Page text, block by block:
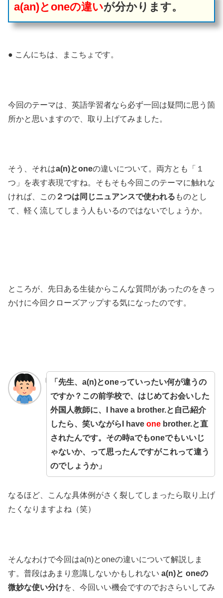
a(an)とoneの違いが分かります。
● こんにちは、まこちょです。
今回のテーマは、英語学習者なら必ず一回は疑問に思う箇
所かと思いますので、取り上げてみました。
そう、それはa(n)とoneの違いについて。両方とも「１
つ」を表す表現ですね。そもそも今回このテーマに触れな
ければ、この ２つは同じニュアンスで使われる ものとし
て、軽く流してしまう人もいるのではないでしょうか。
ところが、先日ある生徒からこんな質問があったのをきっ
かけに今回クローズアップする気になったのです。
「先生、a(n)とoneっていったい何が違うの
ですか？この前学校で、はじめてお会いした
外国人教師に、I have a brother.と自己紹介
したら、笑いながらI have onebrother.と直
されたんです。その時aでもoneでもいいじ
ゃないか、って思ったんですがこれって違う
のでしょうか」
なるほど、こんな具体例がさく裂してしまったら取り上げ
たくなりますよね（笑）
そんなわけで今回はa(n)とoneの違いについて解説しま
す。普段はあまり意識しないかもしれない a(n)と oneの
微妙な使い分けを、今回いい機会ですのでおさらいしてみ